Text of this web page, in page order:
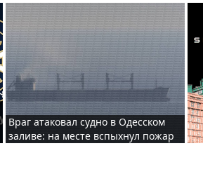
Враг атаковал судно в Одесском
заливе: на месте вспыхнул пожар